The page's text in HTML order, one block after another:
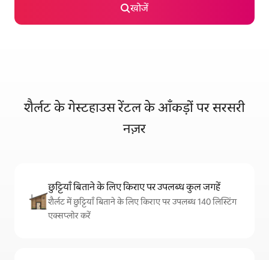
खोजें
शैर्लट के गेस्टहाउस रेंटल के आँकड़ों पर सरसरी
नज़र
छुट्टियाँ बिताने के लिए किराए पर उपलब्ध कुल जगहें
शैर्लट में छुट्टियाँ बिताने के लिए किराए पर उपलब्ध 140 लिस्टिंग
एक्सप्लोर करें